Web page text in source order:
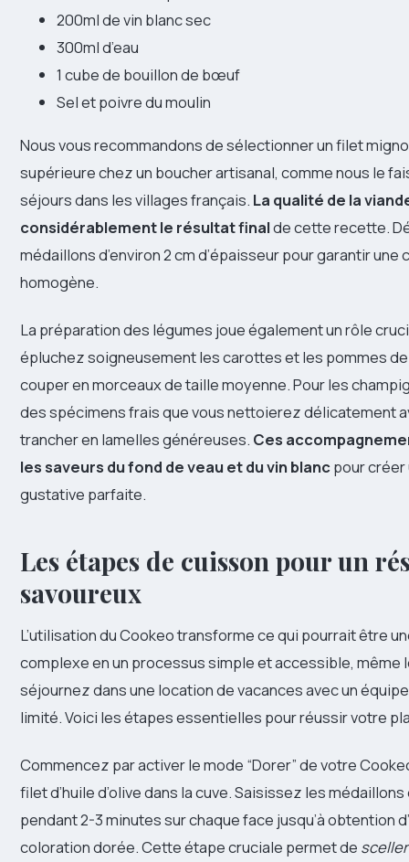
200ml de vin blanc sec
300ml d’eau
1 cube de bouillon de bœuf
Sel et poivre du moulin
Nous vous recommandons de sélectionner un filet
supérieure chez un boucher artisanal, comme nous le
séjours dans les villages français. La qualité de la
considérablement le résultat finalde cette recette.
médaillons d’environ 2 cm d’épaisseur pour garantir une
homogène.
La préparation des légumes joue également un rôle
épluchez soigneusement les carottes et les pommes
couper en morceaux de taille moyenne. Pour les
des spécimens frais que vous nettoierez délicatement
trancher en lamelles généreuses. Ces
les saveurs du fond de veau et du vin blancpour créer
gustative parfaite.
Les étapes de cuisson pour un
savoureux
L’utilisation du Cookeo transforme ce qui pourrait être
complexe en un processus simple et accessible, même
séjournez dans une location de vacances avec un
limité. Voici les étapes essentielles pour réussir votre
Commencez par activer le mode “Dorer” de votre
filet d’huile d’olive dans la cuve. Saisissez les
pendant 2-3 minutes sur chaque face jusqu’à obtention
coloration dorée. Cette étape cruciale permet de